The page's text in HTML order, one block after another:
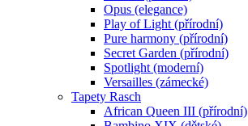
Opus (elegance)
Play of Light (přírodní)
Pure harmony (přírodní)
Secret Garden (přírodní)
Spotlight (moderní)
Versailles (zámecké)
Tapety Rasch
African Queen III (přírodní)